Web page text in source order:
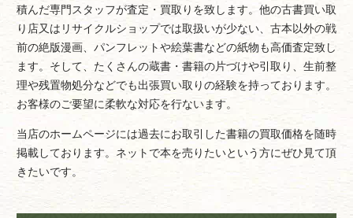
積んだ専門スタッフが査定・買取りを致します。他の古書買い取
り店又はリサイクルショップでは取扱いが少ない、古本以外の戦
前の絶版漫画、パンフレットや絵葉書などの紙物も高価査定致し
ます。そして、たくさんの蔵書・書籍の片づけや引取り、生前整
理や残置物処分などでも出張買い取りの経験を持っております。
お客様のご要望に柔軟な対応を行ないます。
当店のホームページには過去にお取引した書籍の買取価格を随時
掲載しております。ネットで本を売りたいという方にぜひ見て頂
きたいです。